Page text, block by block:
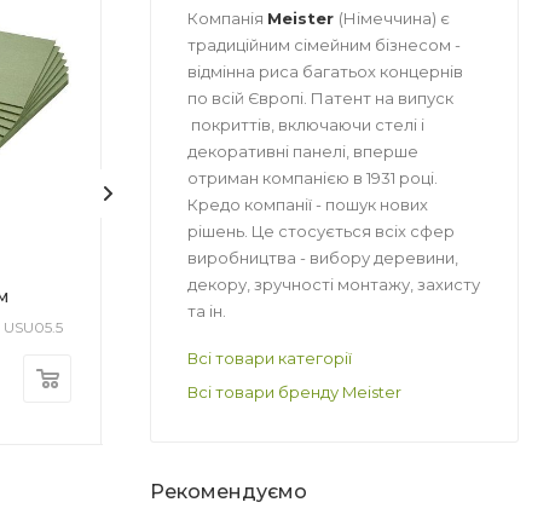
Підкладка Steico
Underwood 4 мм
Товщина
3 мм
Ширина
590 мм
Довжина
790 мм
Матеріал
Деревне волокно
Форма упаковки
Плита
Призначення
Під ламінат/
паркетну дошку
Площа в упаковці, м2
Підкладка
Underwood 3
Компанія Meister (Німеччина) є
традиційним сімейним бізнесом -
відмінна риса багатьох концернів
по всій Європі. Патент на випуск
покриттів, включаючи стелі і
декоративні панелі, вперше
отриман компанією в 1931 році.
Кредо компанії - пошук нових
рішень. Це стосується всіх сфер
виробництва - вибору деревини,
декору, зручності монтажу, захисту
та ін.
Всі товари категорії
Всі товари бренду Meister
Рекомендуємо